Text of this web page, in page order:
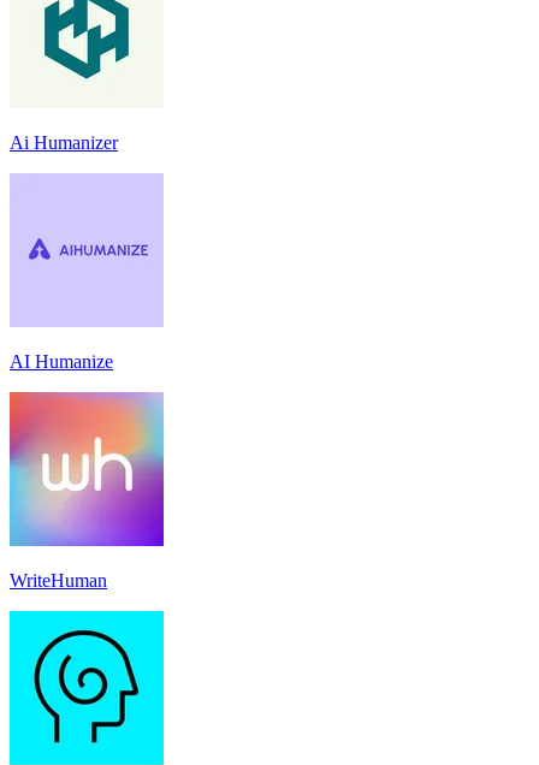
Ai Humanizer
AI Humanize
WriteHuman